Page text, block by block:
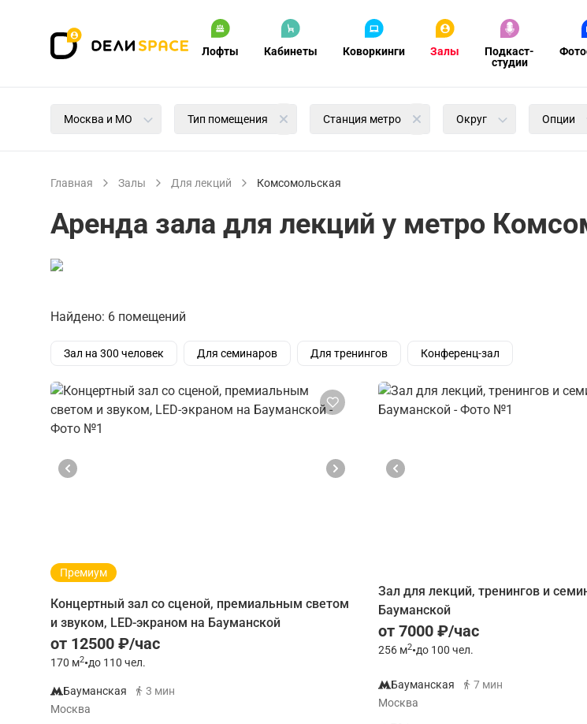
Лофты Кабинеты Коворкинги Залы
Подкаст-
студии
Москва и МО Тип помещения Станция метро Округ Опции
Главная Залы Для лекций Комсомольская
Аренда зала для лекций у метро
Найдено: 6 помещений
Зал на 300 человек Для семинаров Для тренингов Конференц-зал
Премиум
Концертный зал со сценой, премиальным светом
и звуком, LED-экраном на Бауманской
от 12500 ₽/час
170 м2•до 110 чел.
Бауманская
3 мин
Москва
Зал для лекций, тренингов и
Бауманской
от 7000 ₽/час
256 м2•до 100 чел.
Бауманская
7 мин
Москва